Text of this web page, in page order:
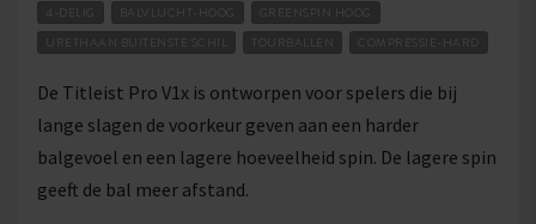
4-DELIG BALVLUCHT-HOOG
URETHAAN BUITENSTE SCHIL
TOURBALLEN COMPRESSIE-HARD
De Titleist Pro V1x is ontworpen voor spelers die bij
lange slagen de voorkeur geven aan een harder
balgevoel en een lagere hoeveelheid spin. De lagere spin
geeft de bal meer afstand.